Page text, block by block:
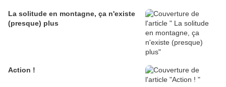
La solitude en montagne, ça n'existe
(presque) plus
Action !